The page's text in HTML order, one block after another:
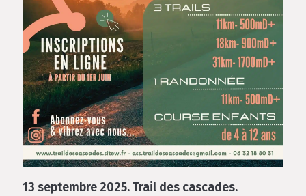
13 septembre 2025.Trail des cascades.